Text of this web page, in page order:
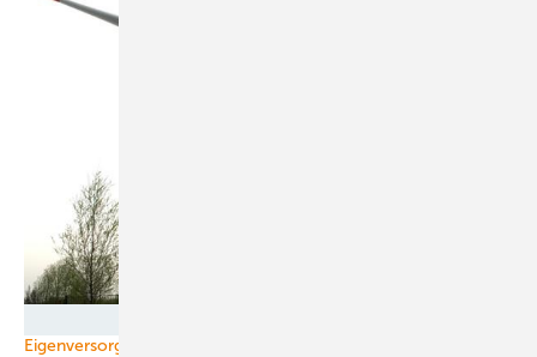
Eigenversorgung mit Windkraft